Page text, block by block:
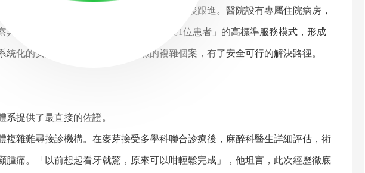
醫生全程參與術前評估、術中監護及術後跟進。醫院設有專屬住院病房，
專業護理，並推行「15人專屬團隊服務1位患者」的高標準服務模式，形成
化的安排，讓以往被視為高風險的複雜個案，有了安全可行的解決路徑。
提供了最直接的佐證。
雜難尋接診機構。在麥芽接受多學科聯合診療後，麻醉科醫生詳細評估，術
痛。「以前想起看牙就驚，原來可以咁輕鬆完成」，他坦言，此次經歷徹底